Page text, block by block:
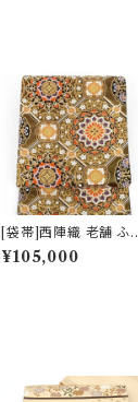
[袋帯]西陣織 老舗 ふく
い 謹製 唐織錦 蜀江華
文【ママ振袖/ママ振り】
¥105,000